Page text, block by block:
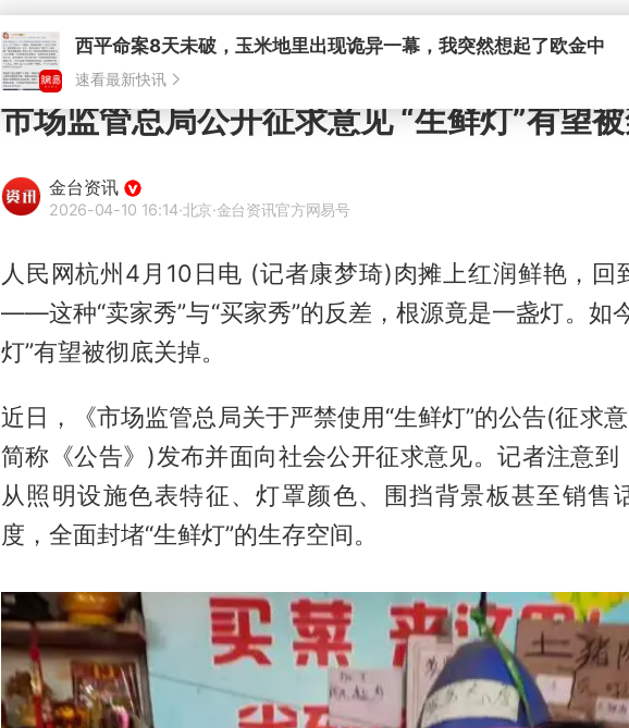
西平命案8天未破，玉米地里出现诡异一幕，我突然想起了欧金中
速看最新快讯
市场监管总局公开征求意见 “生鲜灯”有望
金台资讯
2026-04-10 16:14·北京·金台资讯官方网易号
人民网杭州4月10日电 (记者康梦琦)肉摊上红润鲜艳，回
——这种“卖家秀”与“买家秀”的反差，根源竟是一盏灯。如
灯”有望被彻底关掉。
近日，《市场监管总局关于严禁使用“生鲜灯”的公告(征求
简称《公告》)发布并面向社会公开征求意见。记者注意到
从照明设施色表特征、灯罩颜色、围挡背景板甚至销售
度，全面封堵“生鲜灯”的生存空间。